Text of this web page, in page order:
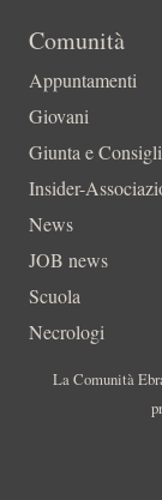
Comunità
Appuntamenti
Giovani
Giunta e
Insider-
News
JOB news
Scuola
Necrologi
La Comunità